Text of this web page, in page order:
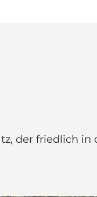
der friedlich in